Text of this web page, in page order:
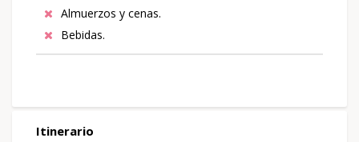
Almuerzos y cenas.
Bebidas.
Itinerario